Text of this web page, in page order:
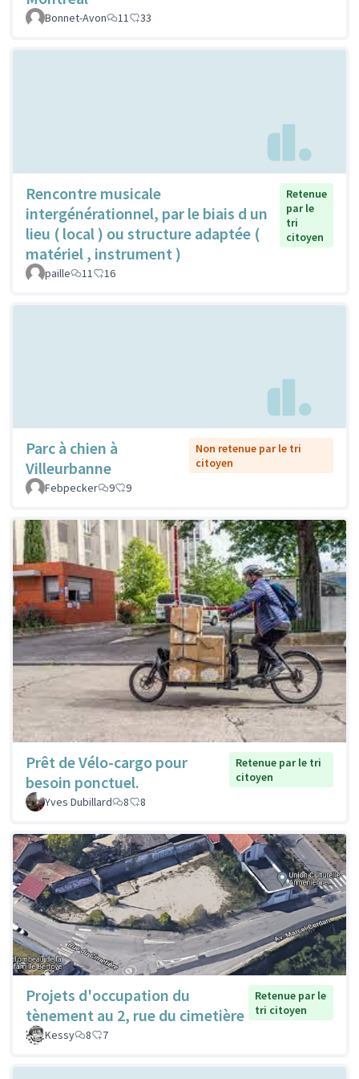
Bonnet-Avon 11 33
Rencontre musicale
intergénérationnel, par le biais d un
lieu ( local ) ou structure adaptée (
matériel , instrument )
Retenue
par le
tri
citoyen
paille 11 16
Parc à chien à
Villeurbanne
Non retenue par le tri
citoyen
Febpecker
9 9
Prêt de Vélo-cargo pour
besoin ponctuel.
Retenue par le tri
citoyen
Yves Dubillard
8 8
Projets d'occupation du
tènement au 2, rue du cimetière
Retenue par le
tri citoyen
Kessy
8 7